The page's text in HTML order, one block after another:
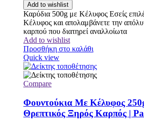
Add to wishlist
Καρύδια 500g με Κέλυφος Εσείς
Κέλυφος και απολαμβάνετε την
καρπού που διατηρεί αναλλοίωτα
Add to wishlist
Προσθήκη στο καλάθι
Quick view
Compare
Φουντούκια Με Κέλυφος
Θρεπτικός Ξηρός Καρπός |